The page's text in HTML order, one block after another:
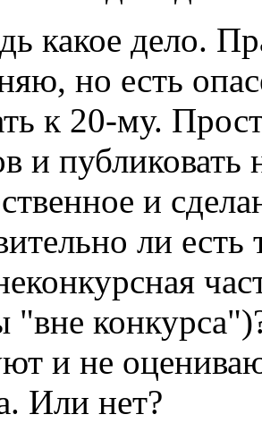
какое дело.
но есть
к 20-му.
и публиковать
и
ли
"вне
и не
Или нет?